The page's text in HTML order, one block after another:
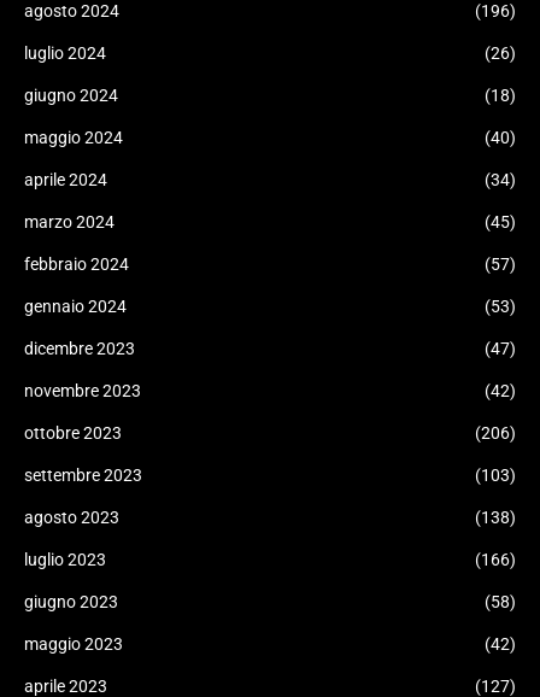
agosto 2024 (196)
luglio 2024 (26)
giugno 2024 (18)
maggio 2024 (40)
aprile 2024 (34)
marzo 2024 (45)
febbraio 2024 (57)
gennaio 2024 (53)
dicembre 2023 (47)
novembre 2023 (42)
ottobre 2023 (206)
settembre 2023 (103)
agosto 2023 (138)
luglio 2023 (166)
giugno 2023 (58)
maggio 2023 (42)
aprile 2023 (127)